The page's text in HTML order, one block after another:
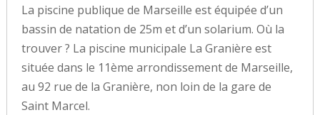
La piscine publique de Marseille est équipée d’un
bassin de natation de 25m et d’un solarium. Où la
trouver ? La piscine municipale La Granière est
située dans le 11ème arrondissement de Marseille,
au 92 rue de la Granière, non loin de la gare de
Saint Marcel.